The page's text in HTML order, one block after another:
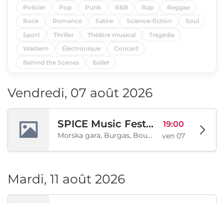
Policier
Pop Punk R&B Rap
Reggae
Rock
Romance Satire Science-fiction
Soul
Sport
Thriller Théâtre musical
Tragédie
Western
Électronique
Concert
Behind the Scenes
Ballet
Vendredi, 07 août 2026
SPICE Music Festival 2026
Morska gara, Burgas, Bourgas, BG
19:00
ven 07
Mardi, 11 août 2026